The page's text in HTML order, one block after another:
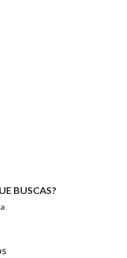
política de
imaxe:
BUSCAS?